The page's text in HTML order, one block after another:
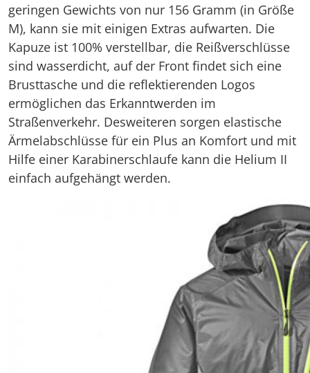
geringen Gewichts von nur 156 Gramm (in Größe
M), kann sie mit einigen Extras aufwarten. Die
Kapuze ist 100% verstellbar, die Reißverschlüsse
sind wasserdicht, auf der Front findet sich eine
Brusttasche und die reflektierenden Logos
ermöglichen das Erkanntwerden im
Straßenverkehr. Desweiteren sorgen elastische
Ärmelabschlüsse für ein Plus an Komfort und mit
Hilfe einer Karabinerschlaufe kann die Helium II
einfach aufgehängt werden.